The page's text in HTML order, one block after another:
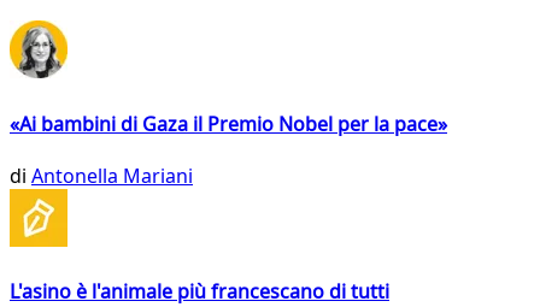
«Ai bambini di Gaza il Premio Nobel per la pace»
di Antonella Mariani
L'asino è l'animale più francescano di tutti